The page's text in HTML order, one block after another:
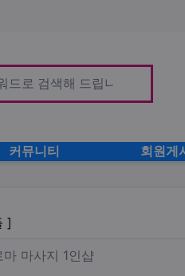
커뮤니티 회원게
]
감성테라피
마사지 1인샵Description